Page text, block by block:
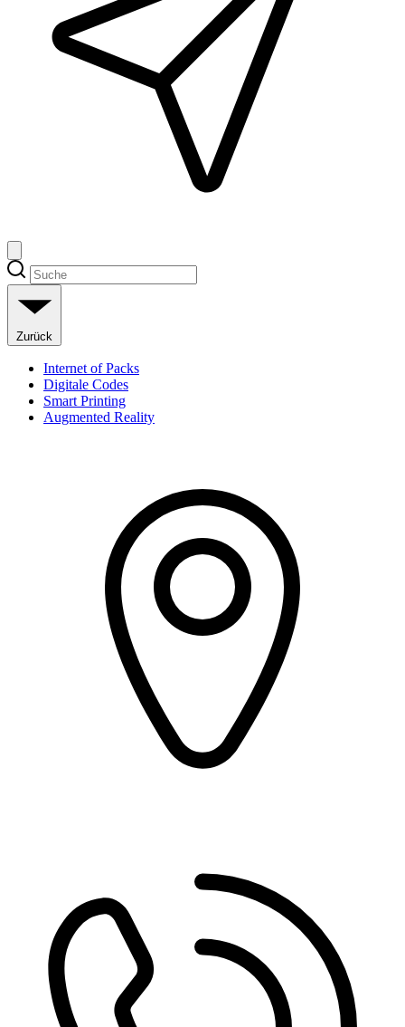
Zurück
Internet of Packs
Digitale Codes
Smart Printing
Augmented Reality